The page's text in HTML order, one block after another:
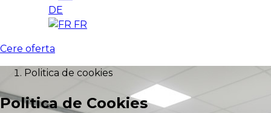
DE
FR
Cere oferta
Politica de cookies
Politica de Cookies